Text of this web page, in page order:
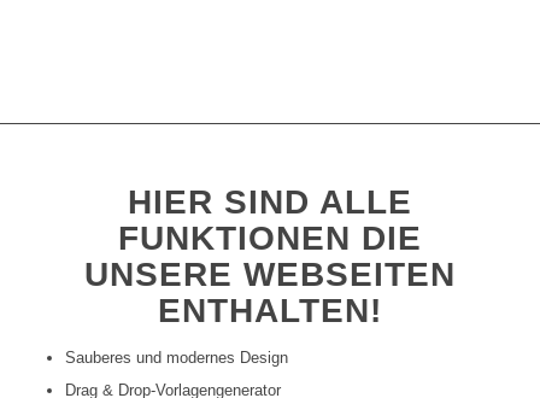
HIER SIND ALLE
FUNKTIONEN DIE
UNSERE WEBSEITEN
ENTHALTEN!
Sauberes und modernes Design
Drag & Drop-Vorlagengenerator